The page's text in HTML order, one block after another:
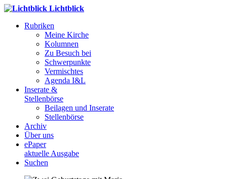
Lichtblick
Rubriken
Meine Kirche
Kolumnen
Zu Besuch bei
Schwerpunkte
Vermischtes
Agenda I&L
Inserate &
Stellenbörse
Beilagen und Inserate
Stellenbörse
Archiv
Über uns
ePaper
aktuelle Ausgabe
Suchen